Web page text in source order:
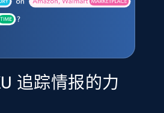
追踪情报的力